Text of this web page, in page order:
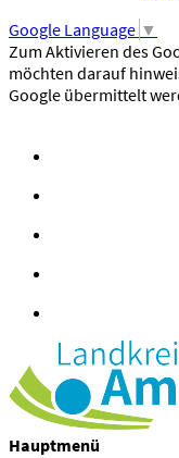
Google Language ▼
Zum Aktivieren des
möchten darauf
Google übermittelt
Hauptmenü